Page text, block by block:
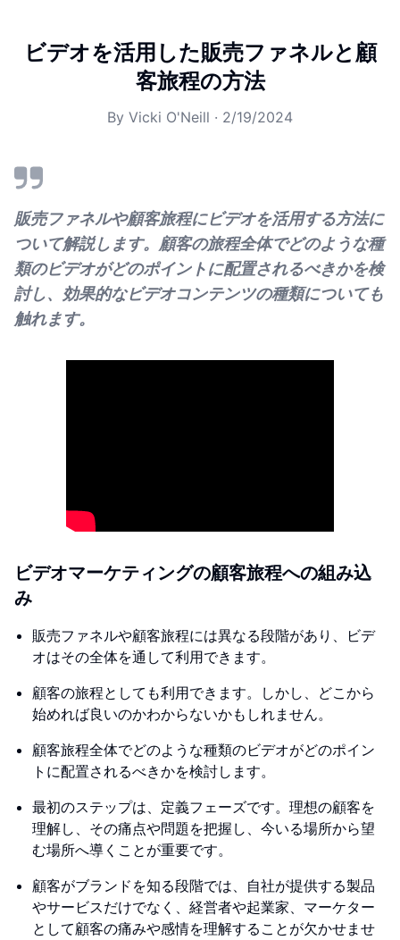
ビデオを活用した販売ファネルと顧
客旅程の方法
By Vicki O'Neill · 2/19/2024
販売ファネルや顧客旅程にビデオを活用する方法に
ついて解説します。顧客の旅程全体でどのような種
類のビデオがどのポイントに配置されるべきかを検
討し、効果的なビデオコンテンツの種類についても
触れます。
ビデオマーケティングの顧客旅程への組み込
み
販売ファネルや顧客旅程には異なる段階があり、ビデ
オはその全体を通して利用できます。
顧客の旅程としても利用できます。しかし、どこから
始めれば良いのかわからないかもしれません。
顧客旅程全体でどのような種類のビデオがどのポイン
トに配置されるべきかを検討します。
最初のステップは、定義フェーズです。理想の顧客を
理解し、その痛点や問題を把握し、今いる場所から望
む場所へ導くことが重要です。
顧客がブランドを知る段階では、自社が提供する製品
やサービスだけでなく、経営者や起業家、マーケター
として顧客の痛みや感情を理解することが欠かせませ